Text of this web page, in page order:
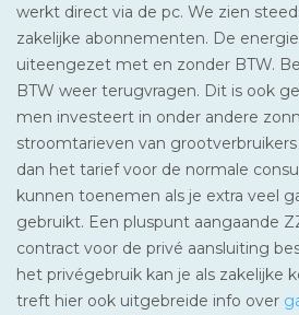
werkt direct via de pc. We zien
zakelijke abonnementen. De
uiteengezet met en zonder BTW.
BTW weer terugvragen. Dit is ook
men investeert in onder andere
stroomtarieven van
dan het tarief voor de normale
kunnen toenemen als je extra veel
gebruikt. Een pluspunt aangaande
contract voor de privé aansluiting
het privégebruik kan je als zakelijke
treft hier ook uitgebreide info over